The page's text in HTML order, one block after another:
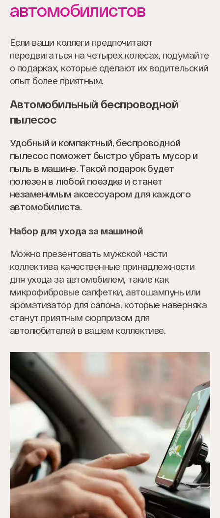
автомобилистов
Если ваши коллеги предпочитают
передвигаться на четырех колесах, подумайте
о подарках, которые сделают их водительский
опыт более приятным.
Автомобильный беспроводной
пылесос
Удобный и компактный, беспроводной
пылесос поможет быстро убрать мусор и
пыль в машине. Такой подарок будет
полезен в любой поездке и станет
незаменимым аксессуаром для каждого
автомобилиста.
Набор для ухода за машиной
Можно презентовать мужской части
коллектива качественные принадлежности
для ухода за автомобилем, такие как
микрофибровые салфетки, автошампунь или
ароматизатор для салона, которые наверняка
станут приятным сюрпризом для
автолюбителей в вашем коллективе.